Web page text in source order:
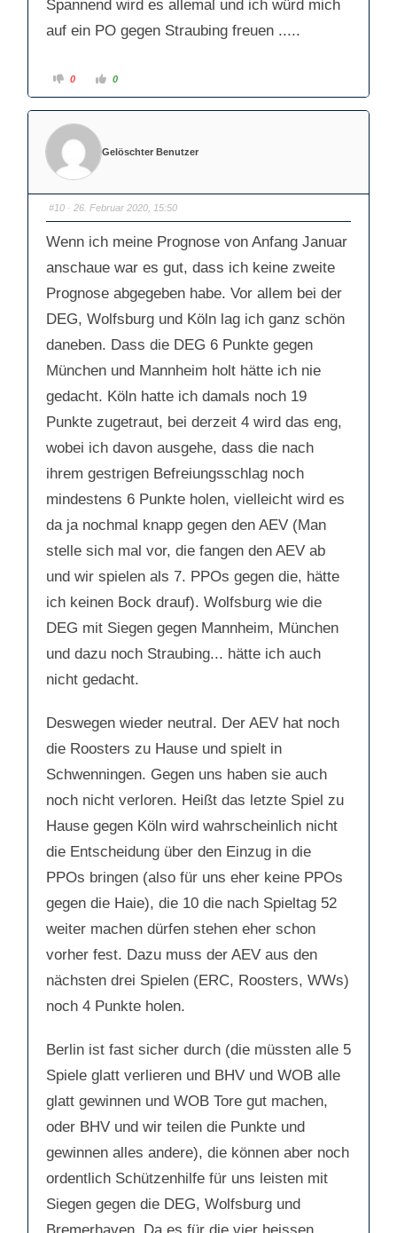
Spannend wird es allemal und ich würd mich
auf ein PO gegen Straubing freuen .....
A
k
c
e
f
D
a
m
n
a
c
u
n
t
e
.
0
A
k
n
D
a
u
m
n
a
c
o
e
n
0
Gelöschter Benutzer
#10 · 26. Februar 2020, 15:50
Wenn ich meine Prognose von Anfang Januar
anschaue war es gut, dass ich keine zweite
Prognose abgegeben habe. Vor allem bei der
DEG, Wolfsburg und Köln lag ich ganz schön
daneben. Dass die DEG 6 Punkte gegen
München und Mannheim holt hätte ich nie
gedacht. Köln hatte ich damals noch 19
Punkte zugetraut, bei derzeit 4 wird das eng,
wobei ich davon ausgehe, dass die nach
ihrem gestrigen Befreiungsschlag noch
mindestens 6 Punkte holen, vielleicht wird es
da ja nochmal knapp gegen den AEV (Man
stelle sich mal vor, die fangen den AEV ab
und wir spielen als 7. PPOs gegen die, hätte
ich keinen Bock drauf). Wolfsburg wie die
DEG mit Siegen gegen Mannheim, München
und dazu noch Straubing... hätte ich auch
nicht gedacht.
Deswegen wieder neutral. Der AEV hat noch
die Roosters zu Hause und spielt in
Schwenningen. Gegen uns haben sie auch
noch nicht verloren. Heißt das letzte Spiel zu
Hause gegen Köln wird wahrscheinlich nicht
die Entscheidung über den Einzug in die
PPOs bringen (also für uns eher keine PPOs
gegen die Haie), die 10 die nach Spieltag 52
weiter machen dürfen stehen eher schon
vorher fest. Dazu muss der AEV aus den
nächsten drei Spielen (ERC, Roosters, WWs)
noch 4 Punkte holen.
Berlin ist fast sicher durch (die müssten alle 5
Spiele glatt verlieren und BHV und WOB alle
glatt gewinnen und WOB Tore gut machen,
oder BHV und wir teilen die Punkte und
gewinnen alles andere), die können aber noch
ordentlich Schützenhilfe für uns leisten mit
Siegen gegen die DEG, Wolfsburg und